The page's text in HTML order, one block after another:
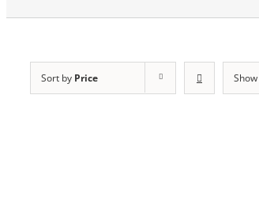
Sort by Price Show